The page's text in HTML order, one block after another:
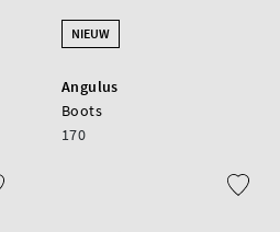
NIEUW
Angulus
Boots
170